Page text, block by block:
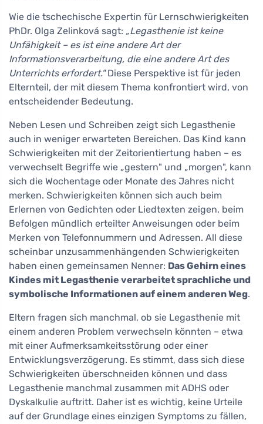
Wie die tschechische Expertin für Lernschwierigkeiten
PhDr. Olga Zelinková sagt: „Legasthenie ist keine
Unfähigkeit – es ist eine andere Art der
Informationsverarbeitung, die eine andere Art des
Unterrichts erfordert."Diese Perspektive ist für jeden
Elternteil, der mit diesem Thema konfrontiert wird, von
entscheidender Bedeutung.
Neben Lesen und Schreiben zeigt sich Legasthenie
auch in weniger erwarteten Bereichen. Das Kind kann
Schwierigkeiten mit der Zeitorientiertung haben – es
verwechselt Begriffe wie „gestern" und „morgen", kann
sich die Wochentage oder Monate des Jahres nicht
merken. Schwierigkeiten können sich auch beim
Erlernen von Gedichten oder Liedtexten zeigen, beim
Befolgen mündlich erteilter Anweisungen oder beim
Merken von Telefonnummern und Adressen. All diese
scheinbar unzusammenhängenden Schwierigkeiten
haben einen gemeinsamen Nenner: Das Gehirn eines
Kindes mit Legasthenie verarbeitet sprachliche und
symbolische Informationen auf einem anderen Weg.
Eltern fragen sich manchmal, ob sie Legasthenie mit
einem anderen Problem verwechseln könnten – etwa
mit einer Aufmerksamkeitsstörung oder einer
Entwicklungsverzögerung. Es stimmt, dass sich diese
Schwierigkeiten überschneiden können und dass
Legasthenie manchmal zusammen mit ADHS oder
Dyskalkulie auftritt. Daher ist es wichtig, keine Urteile
auf der Grundlage eines einzigen Symptoms zu fällen,